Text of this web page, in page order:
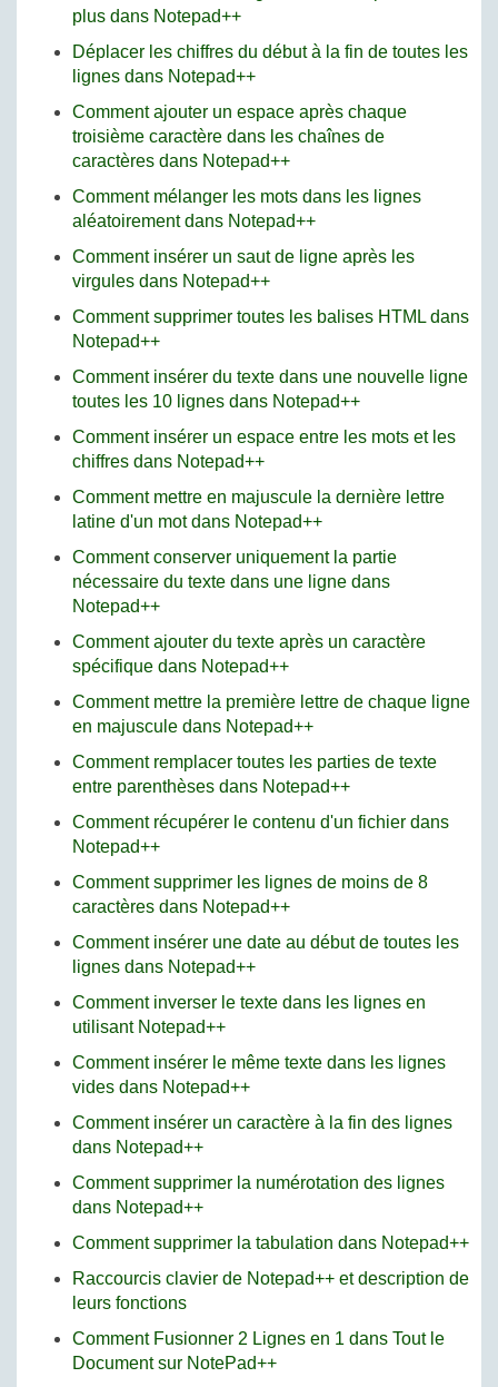
plus dans Notepad++
Déplacer les chiffres du début à la fin de toutes les
lignes dans Notepad++
Comment ajouter un espace après chaque
troisième caractère dans les chaînes de
caractères dans Notepad++
Comment mélanger les mots dans les lignes
aléatoirement dans Notepad++
Comment insérer un saut de ligne après les
virgules dans Notepad++
Comment supprimer toutes les balises HTML dans
Notepad++
Comment insérer du texte dans une nouvelle ligne
toutes les 10 lignes dans Notepad++
Comment insérer un espace entre les mots et les
chiffres dans Notepad++
Comment mettre en majuscule la dernière lettre
latine d'un mot dans Notepad++
Comment conserver uniquement la partie
nécessaire du texte dans une ligne dans
Notepad++
Comment ajouter du texte après un caractère
spécifique dans Notepad++
Comment mettre la première lettre de chaque ligne
en majuscule dans Notepad++
Comment remplacer toutes les parties de texte
entre parenthèses dans Notepad++
Comment récupérer le contenu d'un fichier dans
Notepad++
Comment supprimer les lignes de moins de 8
caractères dans Notepad++
Comment insérer une date au début de toutes les
lignes dans Notepad++
Comment inverser le texte dans les lignes en
utilisant Notepad++
Comment insérer le même texte dans les lignes
vides dans Notepad++
Comment insérer un caractère à la fin des lignes
dans Notepad++
Comment supprimer la numérotation des lignes
dans Notepad++
Comment supprimer la tabulation dans Notepad++
Raccourcis clavier de Notepad++ et description de
leurs fonctions
Comment Fusionner 2 Lignes en 1 dans Tout le
Document sur NotePad++